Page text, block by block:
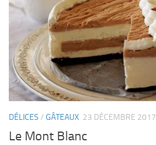
DÉLICES / GÂTEAUX 23 DÉCEMBRE 2017
Le Mont Blanc